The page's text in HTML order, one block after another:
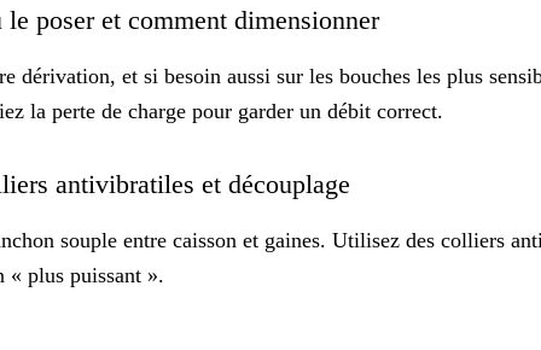
poser et comment dimensionner
dérivation, et si besoin aussi sur les bouches les plus
la perte de charge pour garder un débit correct.
antivibratiles et découplage
souple entre caisson et gaines. Utilisez des colliers
« plus puissant ».